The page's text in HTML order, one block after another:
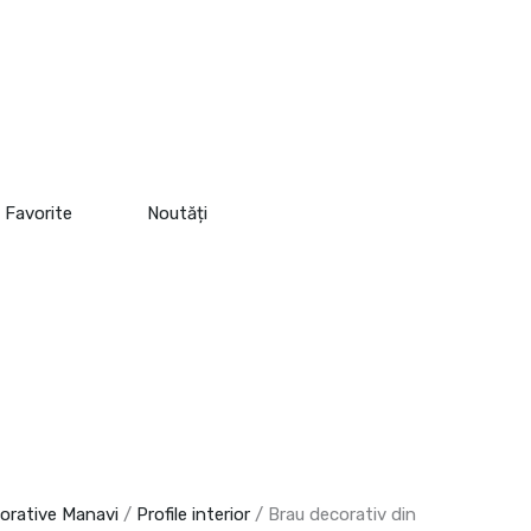
Favorite Noutăți
Manavi / Profile interior / Brau decorativ din